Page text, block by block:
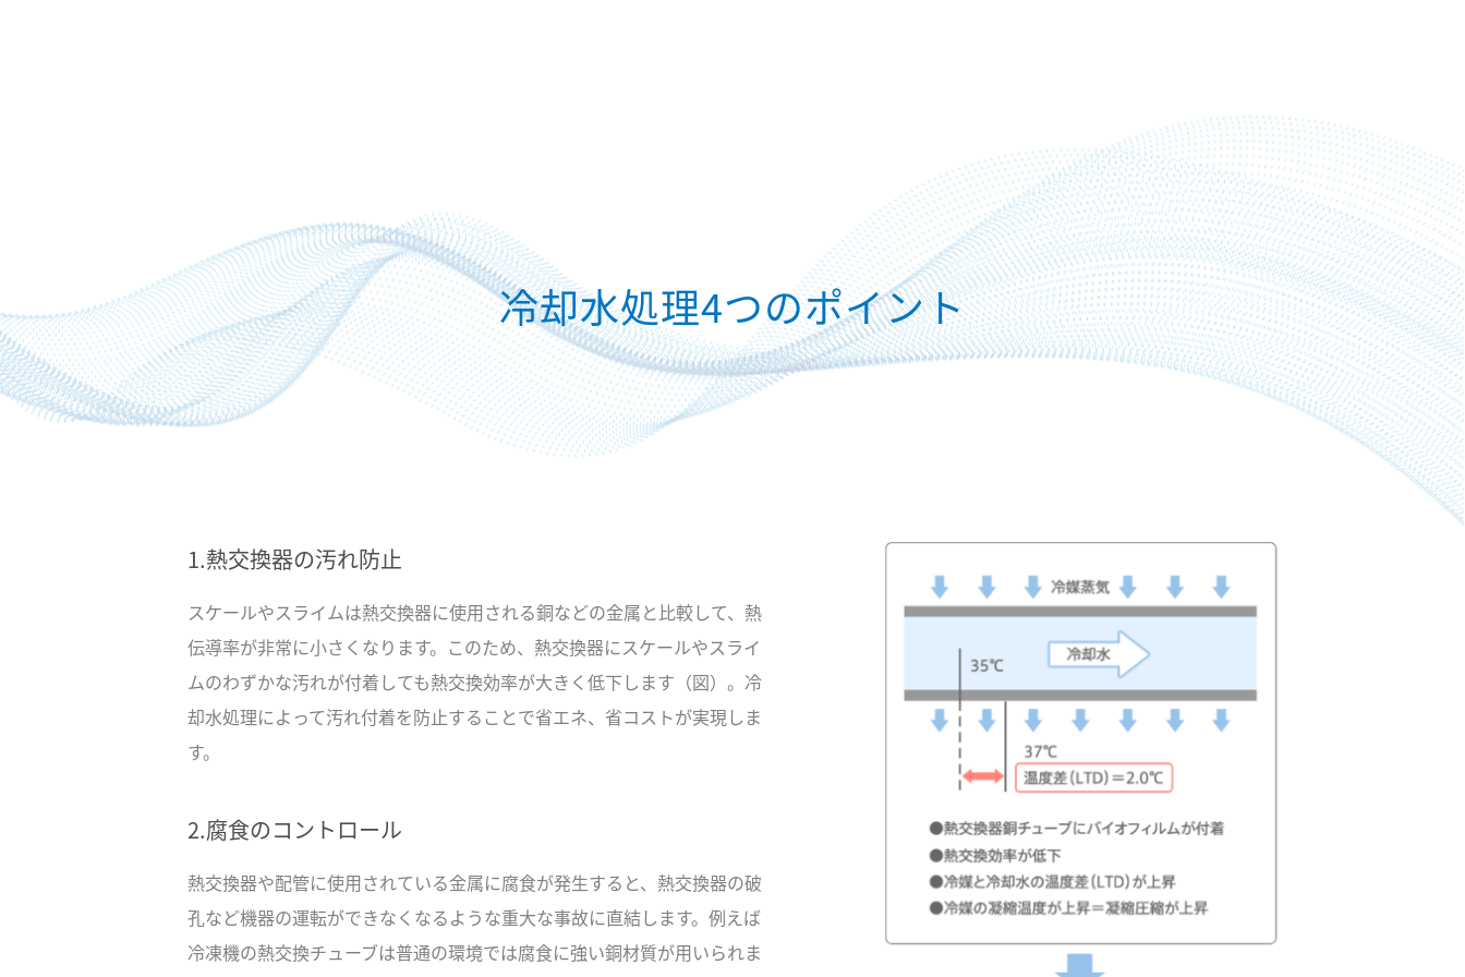
冷却水処理4つのポイント
1.熱交換器の汚れ防止
スケールやスライムは熱交換器に使用される銅などの金属と比較して、熱
伝導率が非常に小さくなります。このため、熱交換器にスケールやスライ
ムのわずかな汚れが付着しても熱交換効率が大きく低下します（図）。冷
却水処理によって汚れ付着を防止することで省エネ、省コストが実現しま
す。
2.腐食のコントロール
熱交換器や配管に使用されている金属に腐食が発生すると、熱交換器の破
孔など機器の運転ができなくなるような重大な事故に直結します。例えば
冷凍機の熱交換チューブは普通の環境では腐食に強い銅材質が用いられま